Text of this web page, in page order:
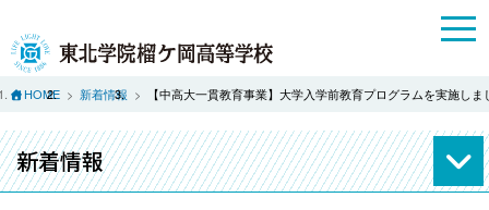
HOME 新着情報 【中高大一貫教育事業】大学入学前教育プログラムを実施しま
新着情報